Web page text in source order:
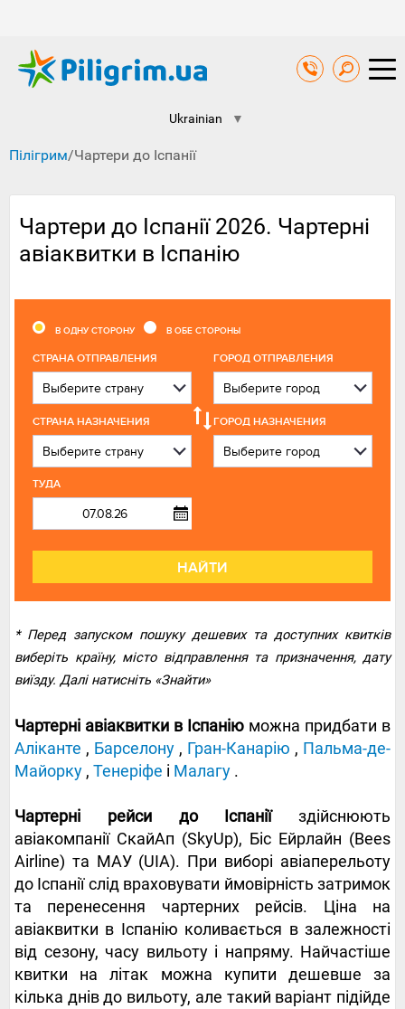
Ukrainian ▼
Пілігрим/Чартери до Іспанії
Чартери до Іспанії 2026. Чартерні
авіаквитки в Іспанію
В ОДНУ СТОРОНУ В ОБЕ СТОРОНЫ
CТРАНА ОТПРАВЛЕНИЯ ГОРОД ОТПРАВЛЕНИЯ
СТРАНА НАЗНАЧЕНИЯ ГОРОД НАЗНАЧЕНИЯ
ТУДА
НАЙТИ
* Перед запуском пошуку дешевих та доступних квитків
виберіть країну, місто відправлення та призначення, дату
виїзду. Далі натисніть «Знайти»
Чартерні авіаквитки в Іспанію можна придбати в
Аліканте , Барселону , Гран-Канарію , Пальма-де-
Майорку , Тенеріфе і Малагу .
Чартерні рейси до Іспаніїздійснюють
авіакомпанії СкайАп (SkyUp), Біс Ейрлайн (Bees
Airline) та МАУ (UIA). При виборі авіаперельоту
до Іспанії слід враховувати ймовірність затримок
та перенесення чартерних рейсів. Ціна на
авіаквитки в Іспанію коливається в залежності
від сезону, часу вильоту і напряму. Найчастіше
квитки на літак можна купити дешевше за
кілька днів до вильоту, але такий варіант підійде